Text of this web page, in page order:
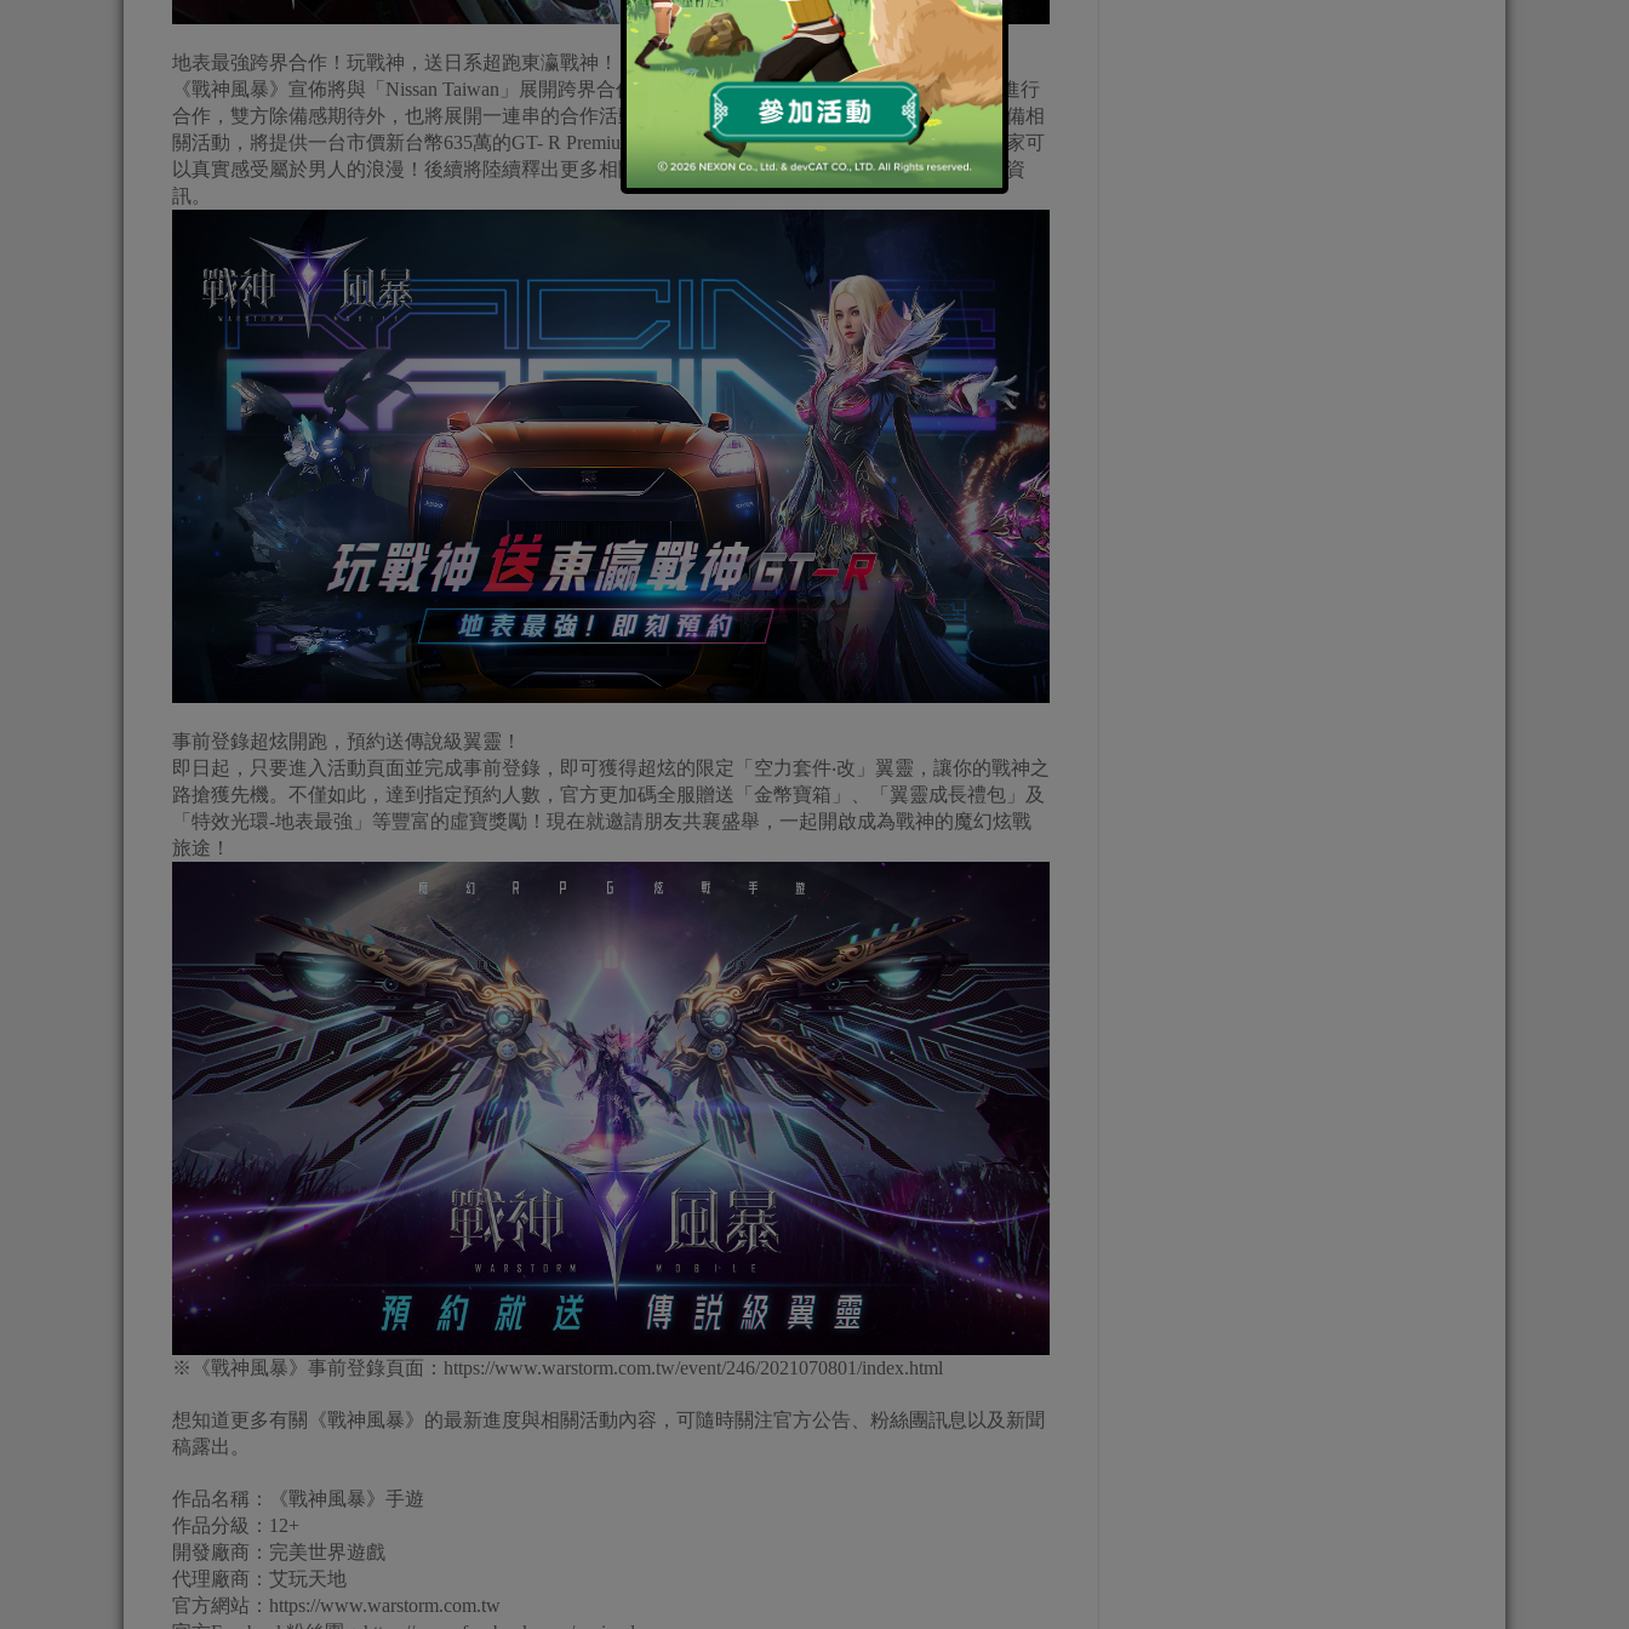
地表最強跨界合作！玩戰神，送日系超跑東瀛戰神！
《戰神風暴》宣佈將與「Nissan Taiwan」展開跨界合作，這也是「Nissan Taiwan」首次與遊戲廠商進行
合作，雙方除備感期待外，也將展開一連串的合作活動。同時《戰神風暴》營運團隊也透露正在籌備相
關活動，將提供一台市價新台幣635萬的GT- R Premium Edition，贈送給《戰神風暴》的玩家！讓玩家可
以真實感受屬於男人的浪漫！後續將陸續釋出更多相關活動資訊，請務必留意「戰神風暴」的官方資
訊。
事前登錄超炫開跑，預約送傳說級翼靈！
即日起，只要進入活動頁面並完成事前登錄，即可獲得超炫的限定「空力套件‧改」翼靈，讓你的戰神之
路搶獲先機。不僅如此，達到指定預約人數，官方更加碼全服贈送「金幣寶箱」、「翼靈成長禮包」及
「特效光環-地表最強」等豐富的虛寶獎勵！現在就邀請朋友共襄盛舉，一起開啟成為戰神的魔幻炫戰
旅途！
※《戰神風暴》事前登錄頁面：https://www.warstorm.com.tw/event/246/2021070801/index.html
想知道更多有關《戰神風暴》的最新進度與相關活動內容，可隨時關注官方公告、粉絲團訊息以及新聞
稿露出。
作品名稱：《戰神風暴》手遊
作品分級：12+
開發廠商：完美世界遊戲
代理廠商：艾玩天地
官方網站：https://www.warstorm.com.tw